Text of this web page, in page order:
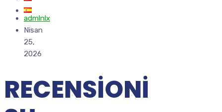
admlnlx
Nisan
25,
2026
RECENSIONI